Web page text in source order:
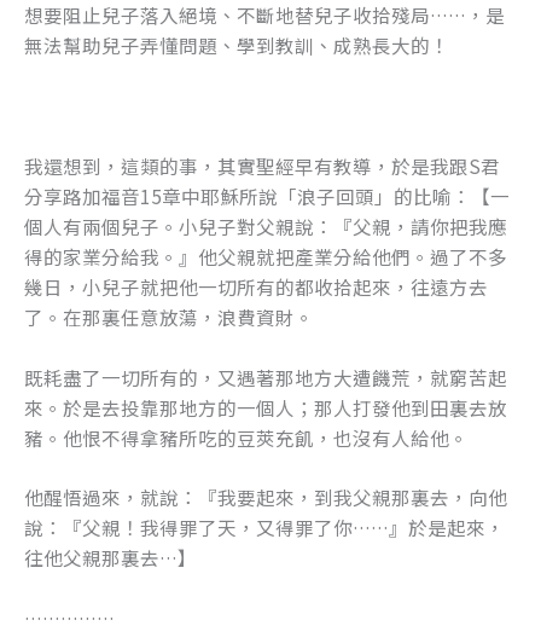
想要阻止兒子落入絕境、不斷地替兒子收拾殘局……，是
無法幫助兒子弄懂問題、學到教訓、成熟長大的！
我還想到，這類的事，其實聖經早有教導，於是我跟S君
分享路加福音15章中耶穌所說「浪子回頭」的比喻：【一
個人有兩個兒子。小兒子對父親說：『父親，請你把我應
得的家業分給我。』他父親就把產業分給他們。過了不多
幾日，小兒子就把他一切所有的都收拾起來，往遠方去
了。在那裏任意放蕩，浪費資財。
既耗盡了一切所有的，又遇著那地方大遭饑荒，就窮苦起
來。於是去投靠那地方的一個人；那人打發他到田裏去放
豬。他恨不得拿豬所吃的豆莢充飢，也沒有人給他。
他醒悟過來，就說：『我要起來，到我父親那裏去，向他
說：『父親！我得罪了天，又得罪了你……』於是起來，
往他父親那裏去…】
……………